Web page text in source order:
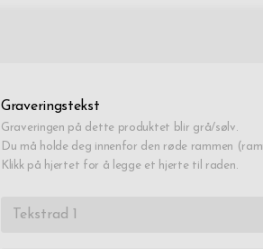
Graveringstekst
Graveringen på dette produktet blir grå/sølv.
Du må holde deg innenfor den røde rammen
Klikk på hjertet for å legge et hjerte til raden.